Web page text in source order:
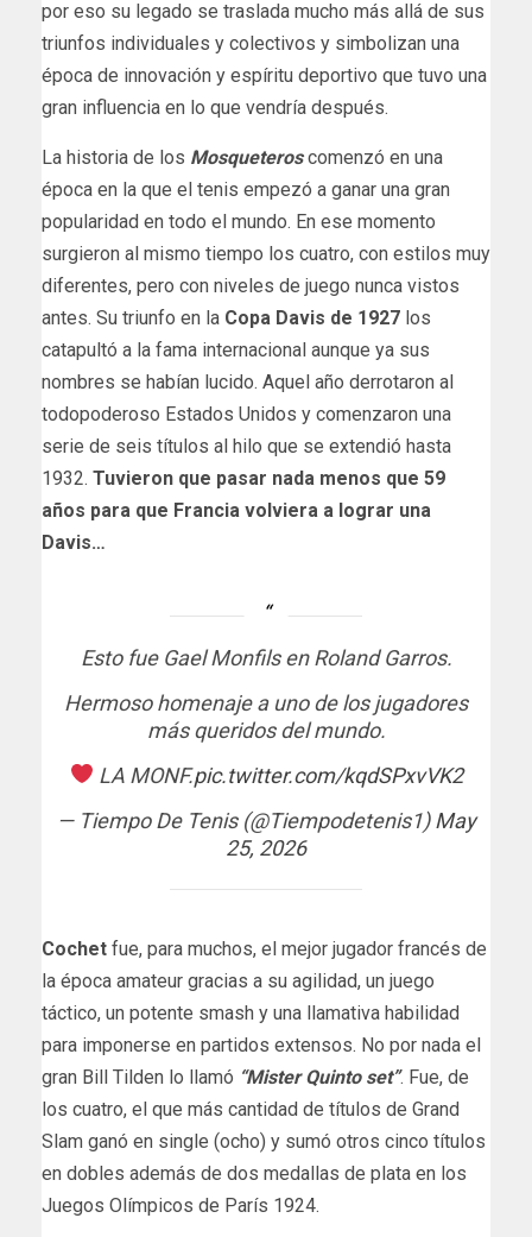
por eso su legado se traslada mucho más allá de sus
triunfos individuales y colectivos y simbolizan una
época de innovación y espíritu deportivo que tuvo una
gran influencia en lo que vendría después.
La historia de los Mosqueteroscomenzó en una
época en la que el tenis empezó a ganar una gran
popularidad en todo el mundo. En ese momento
surgieron al mismo tiempo los cuatro, con estilos muy
diferentes, pero con niveles de juego nunca vistos
antes. Su triunfo en la Copa Davis de 1927 los
catapultó a la fama internacional aunque ya sus
nombres se habían lucido. Aquel año derrotaron al
todopoderoso Estados Unidos y comenzaron una
serie de seis títulos al hilo que se extendió hasta
1932. Tuvieron que pasar nada menos que 59
años para que Francia volviera a lograr una
Davis…
Esto fue Gael Monfils en Roland Garros.
Hermoso homenaje a uno de los jugadores
más queridos del mundo.
LA MONF.pic.twitter.com/kqdSPxvVK2
— Tiempo De Tenis (@Tiempodetenis1)May
25, 2026
Cochet fue, para muchos, el mejor jugador francés de
la época amateur gracias a su agilidad, un juego
táctico, un potente smash y una llamativa habilidad
para imponerse en partidos extensos. No por nada el
gran Bill Tilden lo llamó “Mister Quinto set”. Fue, de
los cuatro, el que más cantidad de títulos de Grand
Slam ganó en single (ocho) y sumó otros cinco títulos
en dobles además de dos medallas de plata en los
Juegos Olímpicos de París 1924.